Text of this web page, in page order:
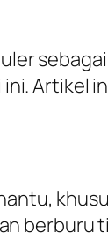
Artikel
berburu